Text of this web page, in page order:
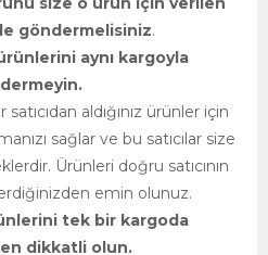
göndermelisiniz.
ürünlerini aynı kargoyla
aldığınız ürünler için
sağlar ve bu satıcılar size
Ürünleri doğru satıcının
emin olunuz.
tek bir kargoda
dikkatli olun.